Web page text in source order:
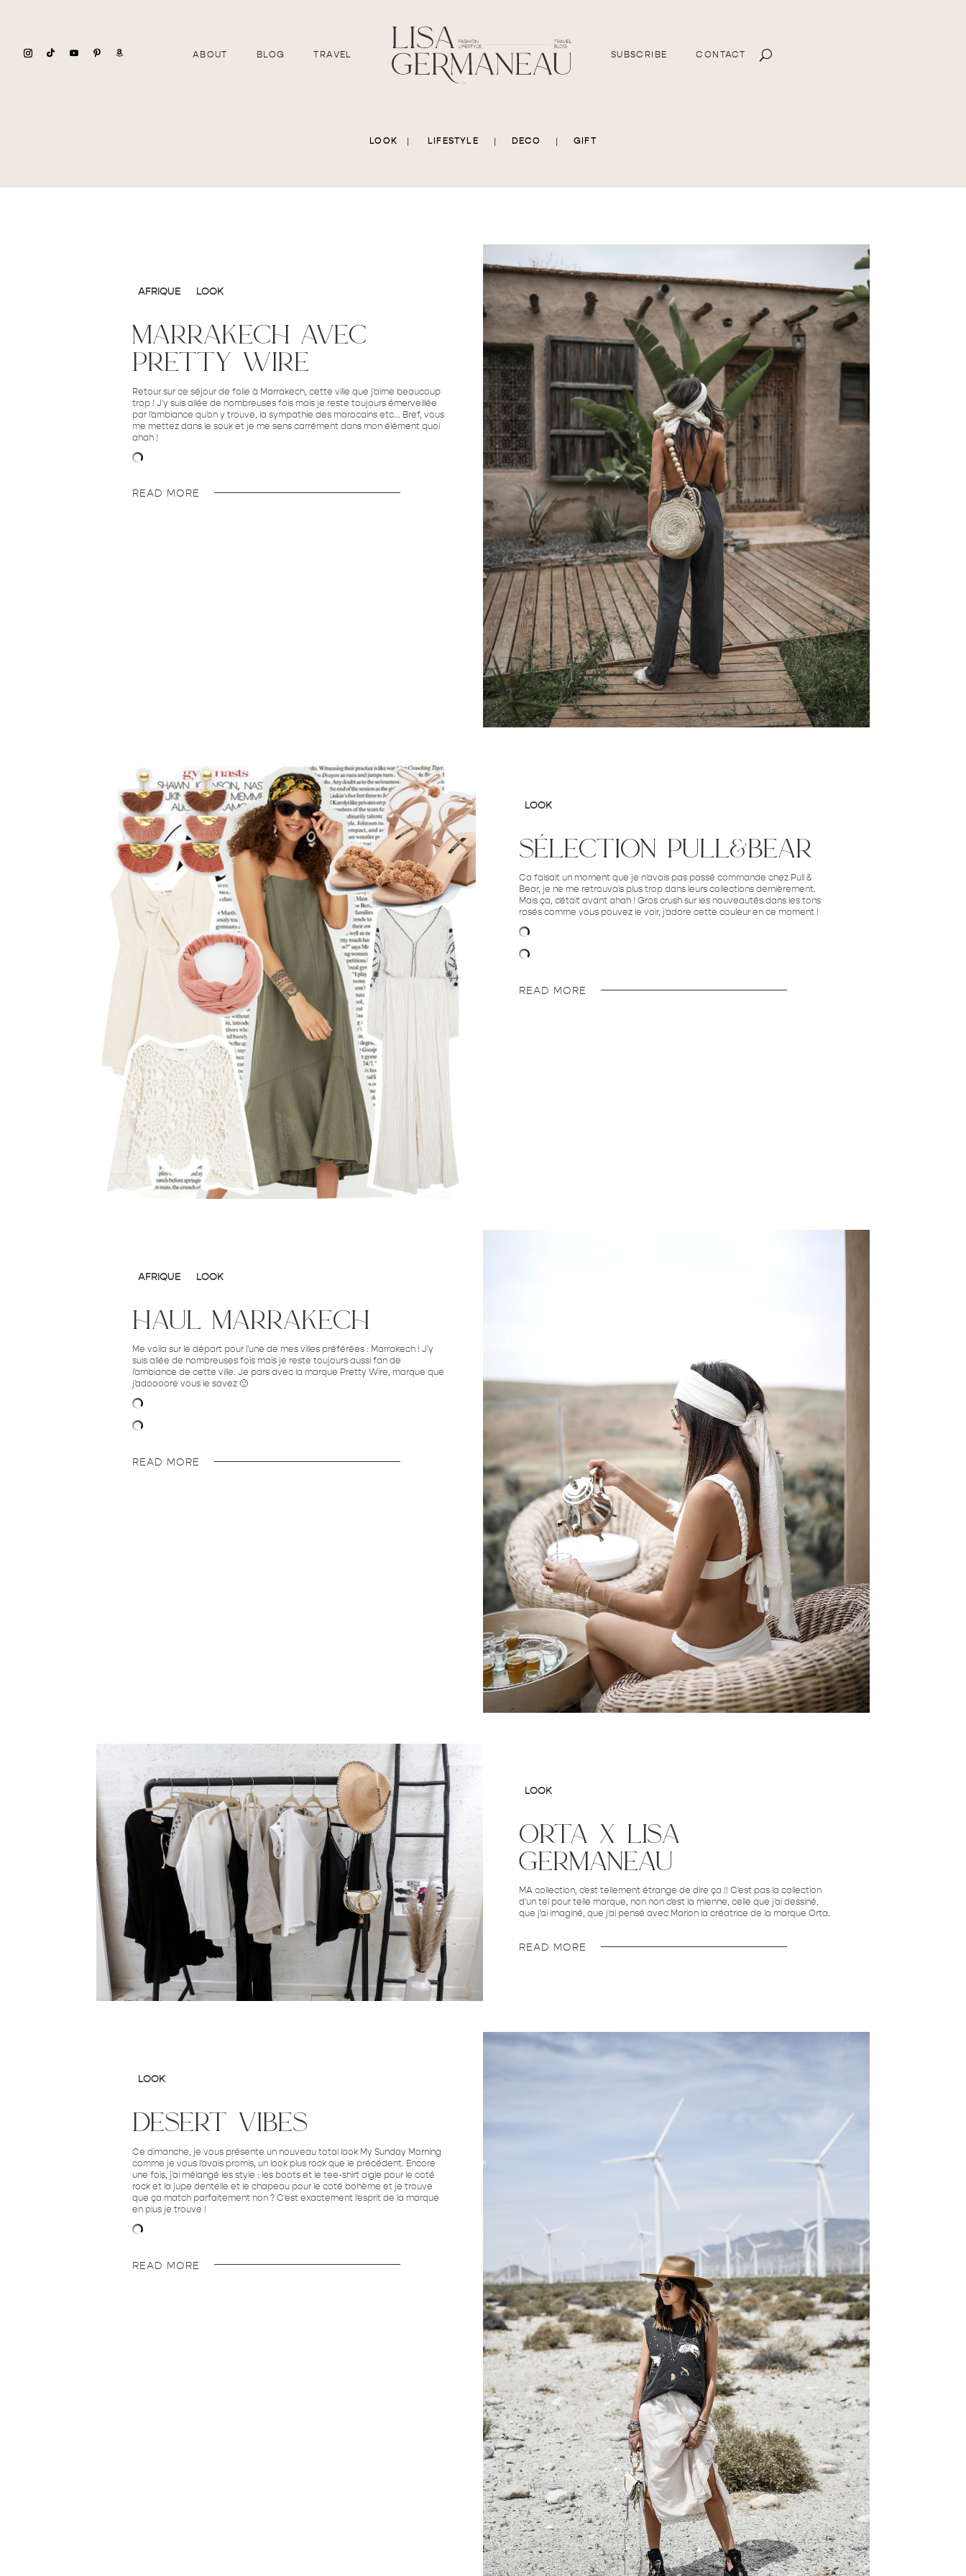
ABOUT BLOG TRAVEL SUBSCRIBE CONTACT
LOOK | LIFESTYLE | DECO |GIFT
AFRIQUE LOOK
marrakech avec
pretty wire
Retour sur ce séjour de folie à Marrakech, cette ville que j'aime beaucoup
trop ! J'y suis allée de nombreuses fois mais je reste toujours émerveillée
par l'ambiance qu'on y trouve, la sympathie des marocains etc... Bref, vous
me mettez dans le souk et je me sens carrément dans mon élément quoi
ahah !
READ MORE
LOOK
sélection pull&bear
Ca faisait un moment que je n'avais pas passé commande chez Pull &
Bear, je ne me retrouvais plus trop dans leurs collections dernièrement.
Mais ça, c'était avant ahah ! Gros crush sur les nouveautés dans les tons
rosés comme vous pouvez le voir, j'adore cette couleur en ce moment !
READ MORE
AFRIQUE LOOK
haul marrakech
Me voila sur le départ pour l'une de mes villes préférées : Marrakech ! J'y
suis allée de nombreuses fois mais je reste toujours aussi fan de
l'ambiance de cette ville. Je pars avec la marque Pretty Wire, marque que
j'adoooore vous le savez 🙂
READ MORE
LOOK
orta x lisa
germaneau
MA collection, c'est tellement étrange de dire ça !! C'est pas la collection
d'un tel pour telle marque, non non c'est la mienne, celle que j'ai dessiné,
que j'ai imaginé, que j'ai pensé avec Marion la créatrice de la marque Orta.
READ MORE
LOOK
desert vibes
Ce dimanche, je vous présente un nouveau total look My Sunday Morning
comme je vous l'avais promis, un look plus rock que le précédent. Encore
une fois, j'ai mélangé les style : les boots et le tee-shirt aigle pour le coté
rock et la jupe dentelle et le chapeau pour le coté bohème et je trouve
que ça match parfaitement non ? C'est exactement l'esprit de la marque
en plus je trouve !
READ MORE